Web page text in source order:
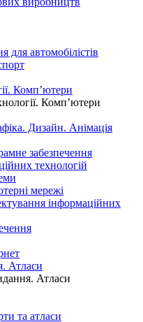
для автомобілістів
Комп’ютери
Комп’ютери
Дизайн. Анімація
забезпечення
технологій
мережі
інформаційних
Атласи
Атласи
та атласи